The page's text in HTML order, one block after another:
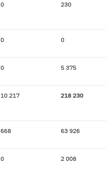
0 230
0 0
0 5 375
10 217 218 230
668 63 926
0 2 008